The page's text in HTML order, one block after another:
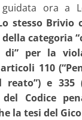
guidata ora a
stesso Brivio
categoria
per la
110
reato”) e 335
del Codice
la tesi del